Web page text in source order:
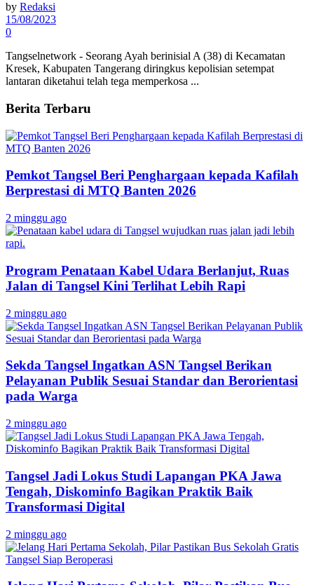
by Redaksi
15/08/2023
0
Tangselnetwork - Seorang Ayah berinisial A (38) di Kecamatan
Kresek, Kabupaten Tangerang diringkus kepolisian setempat
lantaran diketahui telah tega memperkosa ...
Berita Terbaru
Pemkot Tangsel Beri Penghargaan kepada Kafilah
Berprestasi di MTQ Banten 2026
2 minggu ago
Program Penataan Kabel Udara Berlanjut, Ruas
Jalan di Tangsel Kini Terlihat Lebih Rapi
2 minggu ago
Sekda Tangsel Ingatkan ASN Tangsel Berikan
Pelayanan Publik Sesuai Standar dan Berorientasi
pada Warga
2 minggu ago
Tangsel Jadi Lokus Studi Lapangan PKA Jawa
Tengah, Diskominfo Bagikan Praktik Baik
Transformasi Digital
2 minggu ago